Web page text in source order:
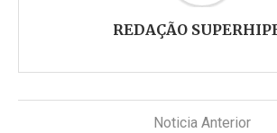
REDAÇÃO
Noticia Anterior